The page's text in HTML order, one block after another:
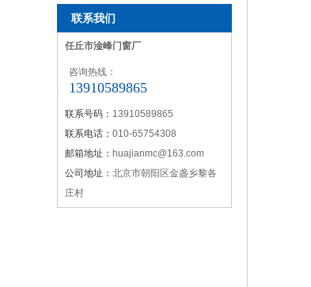
联系我们
任丘市淦峰门窗厂
咨询热线：
13910589865
联系号码： 13910589865
联系电话： 010-65754308
邮箱地址： huajianmc@163.com
公司地址： 北京市朝阳区金盏乡黎各
庄村